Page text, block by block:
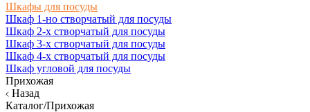
Шкафы для посуды
Шкаф 1-но створчатый для посуды
Шкаф 2-х створчатый для посуды
Шкаф 3-х створчатый для посуды
Шкаф 4-х створчатый для посуды
Шкаф угловой для посуды
Прихожая
Назад
Каталог/Прихожая